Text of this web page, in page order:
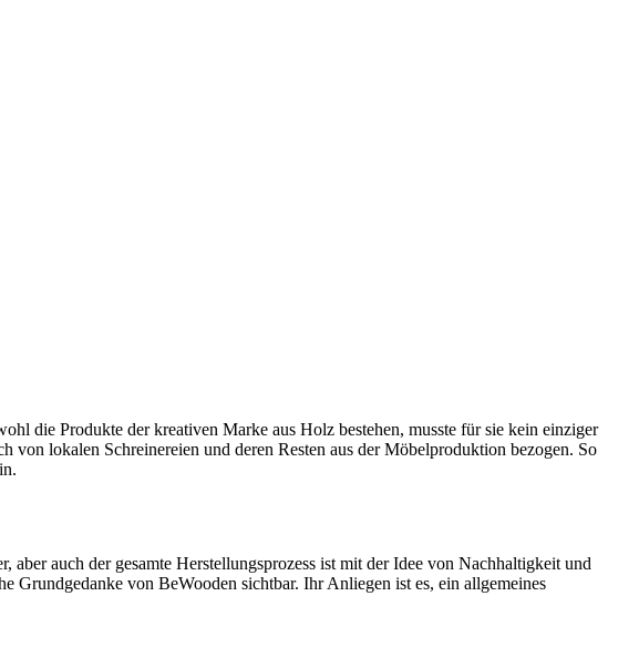
die Produkte der kreativen Marke aus Holz bestehen, musste für sie kein einziger
lokalen Schreinereien und deren Resten aus der Möbelproduktion bezogen. So
auch der gesamte Herstellungsprozess ist mit der Idee von Nachhaltigkeit und
von BeWooden sichtbar. Ihr Anliegen ist es, ein allgemeines